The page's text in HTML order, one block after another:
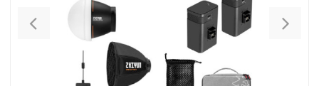
Previous